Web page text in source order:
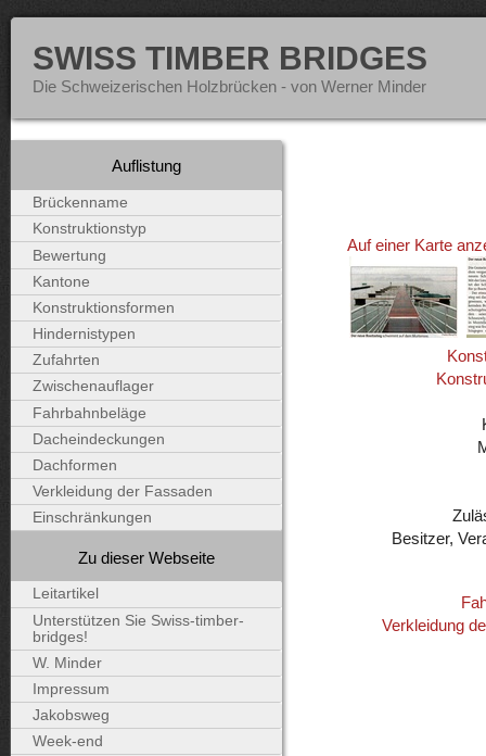
SWISS TIMBER BRIDGES
Die Schweizerischen Holzbrücken - von Werner Minder
Auf einer Karte
Besitzer,
Verkleidung
Auflistung
Brückenname
Konstruktionstyp
Bewertung
Kantone
Konstruktionsformen
Hindernistypen
Zufahrten
Zwischenauflager
Fahrbahnbeläge
Dacheindeckungen
Dachformen
Verkleidung der Fassaden
Einschränkungen
Zu dieser Webseite
Leitartikel
Unterstützen Sie Swiss-timber-
bridges!
W. Minder
Impressum
Jakobsweg
Week-end